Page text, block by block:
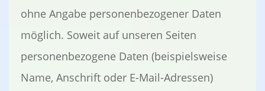
ohne Angabe personenbezogener Daten
möglich. Soweit auf unseren Seiten
personenbezogene Daten (beispielsweise
Name, Anschrift oder E-Mail-Adressen)